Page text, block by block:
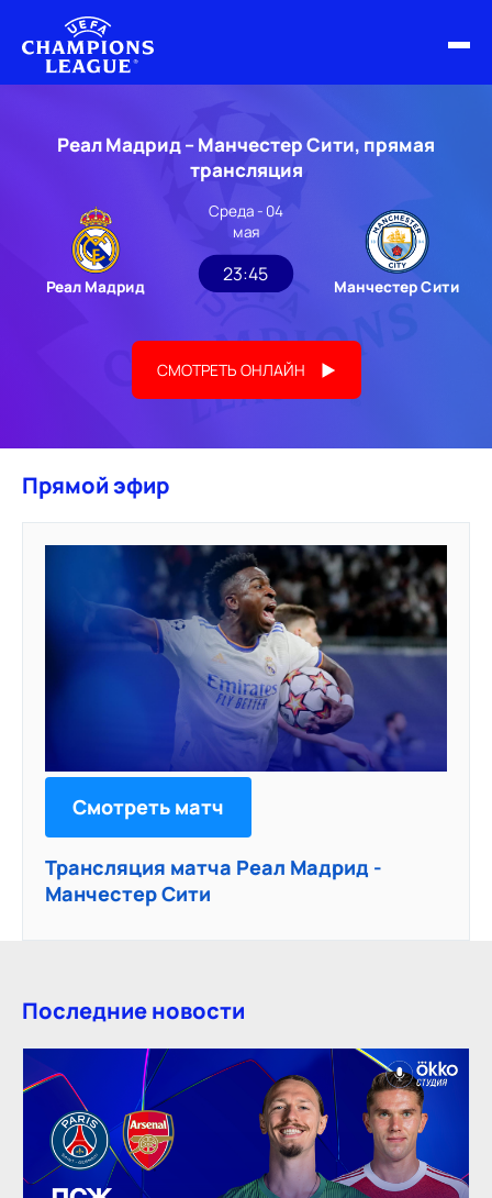
ОБЗОРЫ ЛЧ УЕФА
НОВОСТИ
РАСПИСАНИЕ
Реал Мадрид – Манчестер Сити, прямая
трансляция
Реал Мадрид
Среда - 04
мая
23:45
Манчестер Сити
СМОТРЕТЬ ОНЛАЙН
Прямой эфир
Смотреть матч
Трансляция матча Реал Мадрид -
Манчестер Сити
Последние новости